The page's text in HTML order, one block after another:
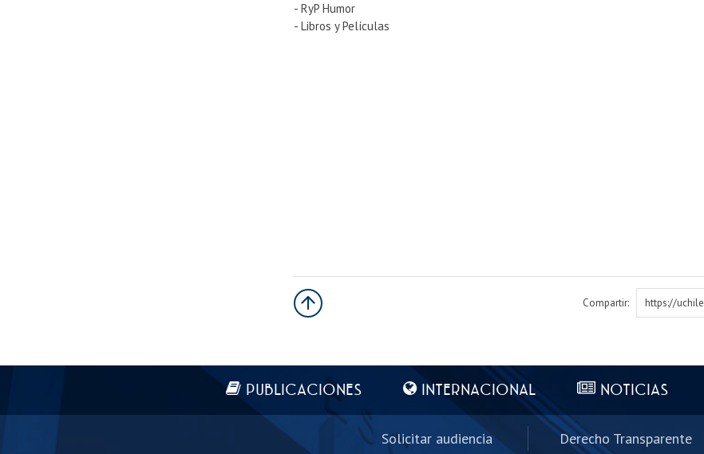
- RyP Humor
- Libros y Películas
Compartir:
https://
PUBLICACIONES INTERNACIONAL NOTICIAS
Solicitar audiencia Derecho Transparente